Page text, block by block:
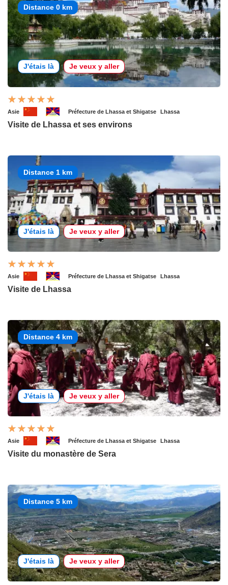
Distance 0 km
J'étais là Je veux y aller
Asie Préfecture de Lhassa et Shigatse Lhassa
Visite de Lhassa et ses environs
Distance 1 km
J'étais là Je veux y aller
Asie Préfecture de Lhassa et Shigatse Lhassa
Visite de Lhassa
Distance 4 km
J'étais là Je veux y aller
Asie Préfecture de Lhassa et Shigatse Lhassa
Visite du monastère de Sera
Distance 5 km
J'étais là Je veux y aller